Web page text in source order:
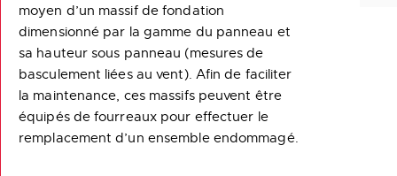
moyen d’un massif de fondation
dimensionné par la gamme du panneau et
sa hauteur sous panneau (mesures de
basculement liées au vent). Afin de faciliter
la maintenance, ces massifs peuvent être
équipés de fourreaux pour effectuer le
remplacement d’un ensemble endommagé.